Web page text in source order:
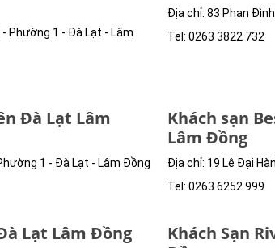
Phường 1 - Đà Lạt - Lâm
Địa chỉ: 83 Phan
Tel: 0263 3822 732
Đà Lạt Lâm
1 - Đà Lạt - Lâm Đồng
Khách sạn
Lâm Đồng
Địa chỉ: 19 Lê Đại
Tel: 0263 6252 999
Lạt Lâm Đồng
Khách Sạn